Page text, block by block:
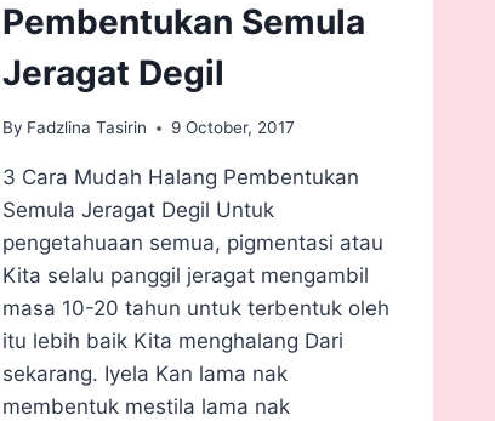
Pembentukan Semula
Jeragat Degil
By Fadzlina Tasirin 9 October, 2017
3 Cara Mudah Halang Pembentukan
Semula Jeragat Degil Untuk
pengetahuaan semua, pigmentasi atau
Kita selalu panggil jeragat mengambil
masa 10-20 tahun untuk terbentuk oleh
itu lebih baik Kita menghalang Dari
sekarang. Iyela Kan lama nak
membentuk mestila lama nak